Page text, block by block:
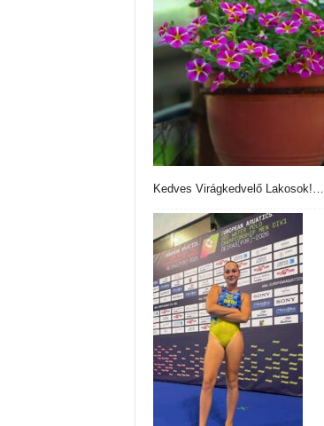
Kedves Virágkedvelő Lakosok!…